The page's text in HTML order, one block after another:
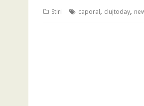
Stiri caporal, clujtoday,